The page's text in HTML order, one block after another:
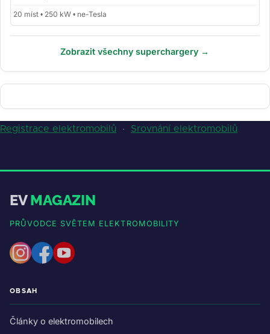
20 míst • 250 kW • ne-Tesla
Zobrazit všechny superchargery →
Registrace elektromobilů · Srovnání elektromobilů
EVMAGAZIN
PRŮVODCE SVĚTEM ELEKTROMOBILITY
OBSAH
Články o elektromobilech